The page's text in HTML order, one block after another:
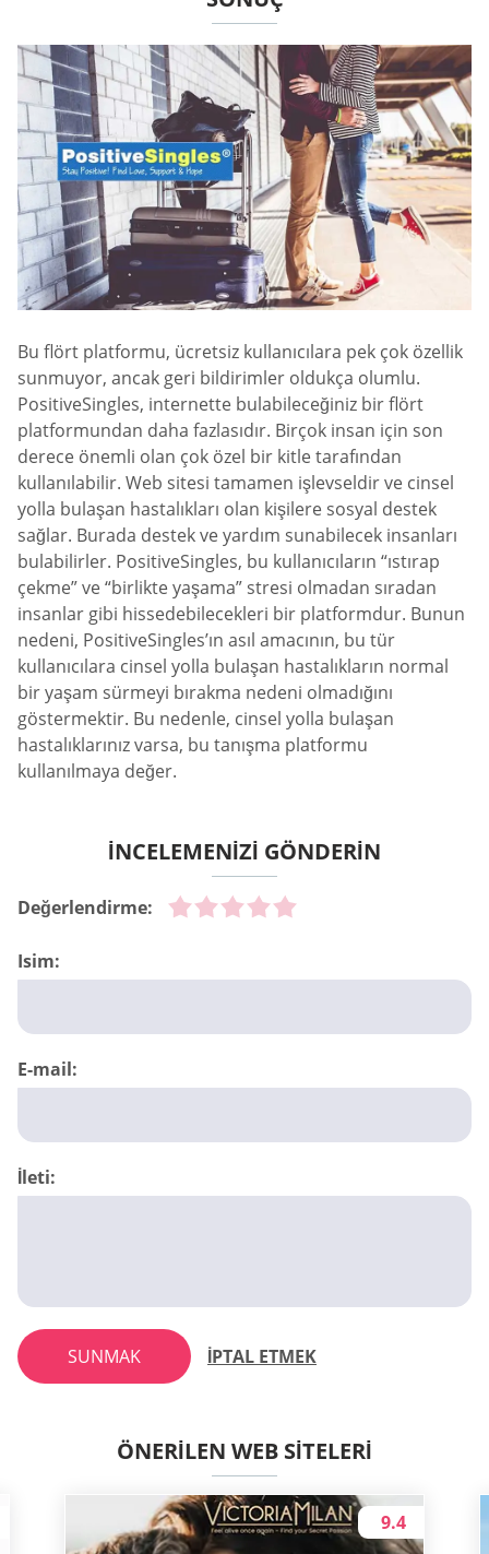
Bu flört platformu, ücretsiz kullanıcılara pek çok özellik
sunmuyor, ancak geri bildirimler oldukça olumlu.
PositiveSingles, internette bulabileceğiniz bir flört
platformundan daha fazlasıdır. Birçok insan için son
derece önemli olan çok özel bir kitle tarafından
kullanılabilir. Web sitesi tamamen işlevseldir ve cinsel
yolla bulaşan hastalıkları olan kişilere sosyal destek
sağlar. Burada destek ve yardım sunabilecek insanları
bulabilirler. PositiveSingles, bu kullanıcıların “ıstırap
çekme” ve “birlikte yaşama” stresi olmadan sıradan
insanlar gibi hissedebilecekleri bir platformdur. Bunun
nedeni, PositiveSingles’ın asıl amacının, bu tür
kullanıcılara cinsel yolla bulaşan hastalıkların normal
bir yaşam sürmeyi bırakma nedeni olmadığını
göstermektir. Bu nedenle, cinsel yolla bulaşan
hastalıklarınız varsa, bu tanışma platformu
kullanılmaya değer.
İNCELEMENİZİ GÖNDERİN
Değerlendirme:
Isim:
E-mail:
İleti:
SUNMAK İPTAL ETMEK
ÖNERILEN WEB SITELERI
9.4